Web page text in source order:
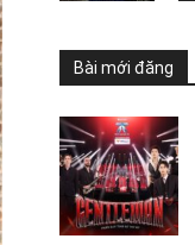
Bài mới đăng